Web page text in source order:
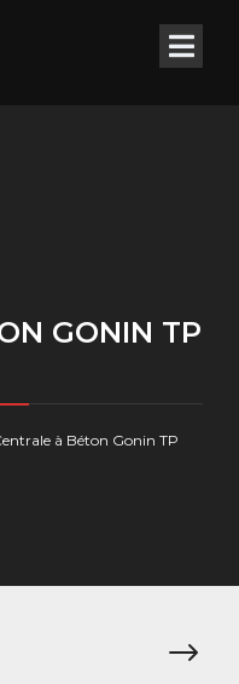
GONIN TP
à Béton Gonin TP